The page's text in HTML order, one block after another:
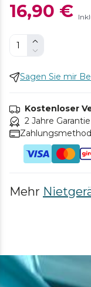
16,90 €
Sagen Sie mir
Kostenloser
2 Jahre Garantie
Mehr